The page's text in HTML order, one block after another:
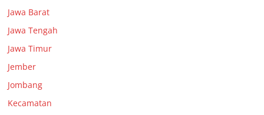
Jawa Barat
Jawa Tengah
Jawa Timur
Jember
Jombang
Kecamatan